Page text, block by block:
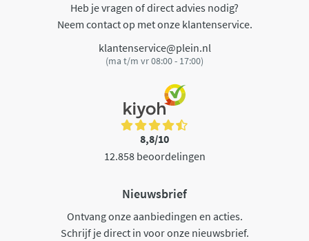
Heb je vragen of direct advies nodig?
Neem contact op met onze klantenservice.
klantenservice@plein.nl
(ma t/m vr 08:00 - 17:00)
8,8/10
12.858 beoordelingen
Nieuwsbrief
Ontvang onze aanbiedingen en acties.
Schrijf je direct in voor onze nieuwsbrief.